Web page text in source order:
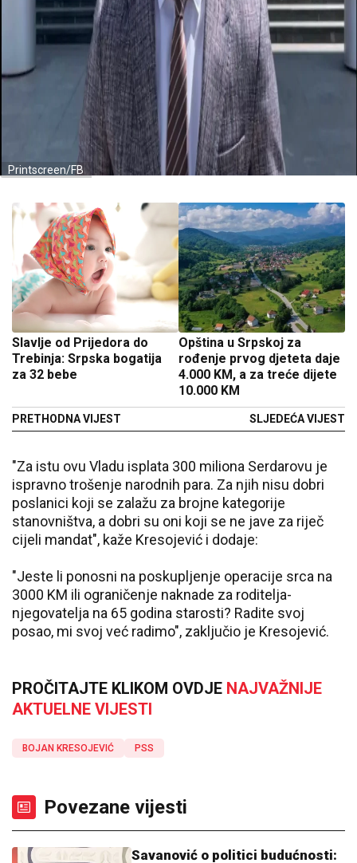
Printscreen/FB
Slavlje od Prijedora do
Trebinja: Srpska bogatija
za 32 bebe
PRETHODNA VIJEST
Opština u Srpskoj za
rođenje prvog djeteta daje
4.000 KM, a za treće dijete
10.000 KM
SLJEDEĆA VIJEST
"Za istu ovu Vladu isplata 300 miliona Serdarovu je
ispravno trošenje narodnih para. Za njih nisu dobri
poslanici koji se zalažu za brojne kategorije
stanovništva, a dobri su oni koji se ne jave za riječ
cijeli mandat", kaže Kresojević i dodaje:
"Jeste li ponosni na poskupljenje operacije srca na
3000 KM ili ograničenje naknade za roditelja-
njegovatelja na 65 godina starosti? Radite svoj
posao, mi svoj već radimo", zaključio je Kresojević.
PROČITAJTE KLIKOM OVDJE NAJVAŽNIJE
AKTUELNE VIJESTI
BOJAN KRESOJEVIĆ PSS
Povezane vijesti
Savanović o politici budućnosti: